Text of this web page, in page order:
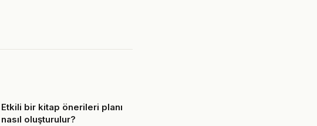
Etkili bir kitap önerileri planı
nasıl oluşturulur?